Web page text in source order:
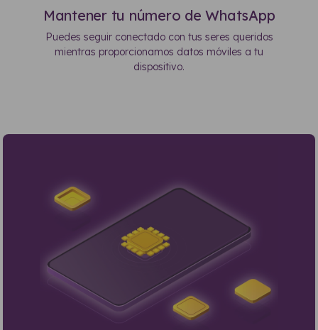
Mantener tu número de WhatsApp
Puedes seguir conectado con tus seres queridos
mientras proporcionamos datos móviles a tu
dispositivo.